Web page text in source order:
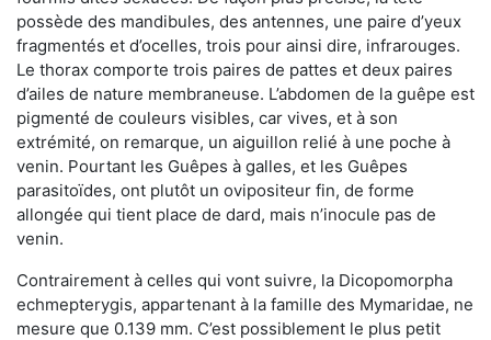
possède des mandibules, des antennes, une paire d’yeux
fragmentés et d’ocelles, trois pour ainsi dire, infrarouges.
Le thorax comporte trois paires de pattes et deux paires
d’ailes de nature membraneuse. L’abdomen de la guêpe est
pigmenté de couleurs visibles, car vives, et à son
extrémité, on remarque, un aiguillon relié à une poche à
venin. Pourtant les Guêpes à galles, et les Guêpes
parasitoïdes, ont plutôt un ovipositeur fin, de forme
allongée qui tient place de dard, mais n’inocule pas de
venin.
Contrairement à celles qui vont suivre, la Dicopomorpha
echmepterygis, appartenant à la famille des Mymaridae, ne
mesure que 0.139 mm. C’est possiblement le plus petit